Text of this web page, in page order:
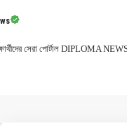
সেরা পোর্টাল DIPLOMA